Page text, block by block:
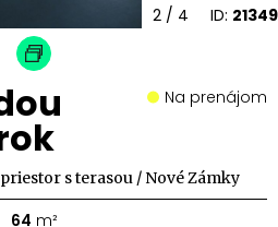
ID: 21349
2 / 4
Na prenájom
s terasou / Nové Zámky
64 m²